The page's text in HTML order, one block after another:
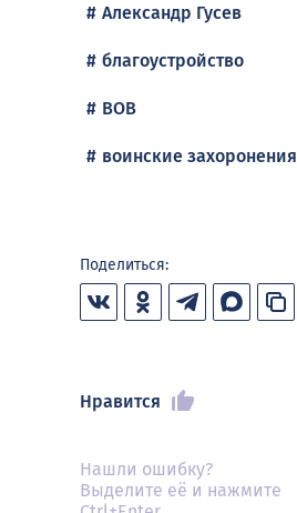
Александр Гусев
благоустройство
ВОВ
воинские захоронения
Поделиться:
Нравится
Нашли ошибку?
Выделите её и нажмите